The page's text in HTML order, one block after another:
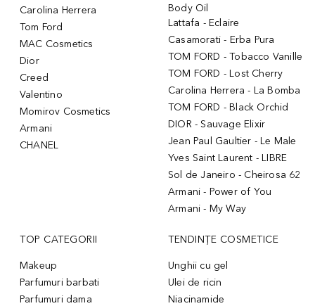
Carolina Herrera
Tom Ford
MAC Cosmetics
Dior
Creed
Valentino
Momirov Cosmetics
Armani
CHANEL
Body Oil
Lattafa - Eclaire
Casamorati - Erba Pura
TOM FORD - Tobacco Vanille
TOM FORD - Lost Cherry
Carolina Herrera - La Bomba
TOM FORD - Black Orchid
DIOR - Sauvage Elixir
Jean Paul Gaultier - Le Male
Yves Saint Laurent - LIBRE
Sol de Janeiro - Cheirosa 62
Armani - Power of You
Armani - My Way
TOP CATEGORII
Makeup
Parfumuri barbati
Parfumuri dama
TENDINȚE COSMETICE
Unghii cu gel
Ulei de ricin
Niacinamide